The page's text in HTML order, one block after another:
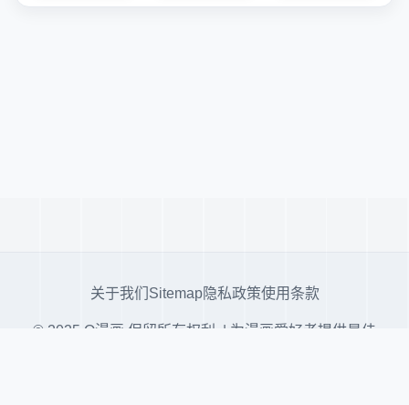
关于我们 Sitemap隐私政策使用条款
© 2025 Q漫画 保留所有权利. | 为漫画爱好者提供最佳